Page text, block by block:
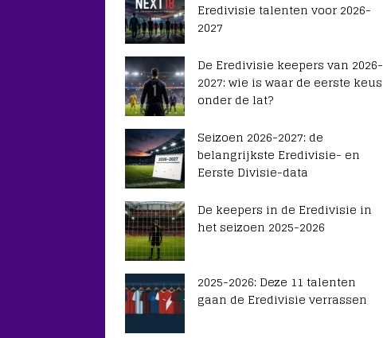
Eredivisie talenten voor 2026-
2027
De Eredivisie keepers van 2026-
2027: wie is waar de eerste keus
onder de lat?
Seizoen 2026-2027: de
belangrijkste Eredivisie- en
Eerste Divisie-data
De keepers in de Eredivisie in
het seizoen 2025-2026
2025-2026: Deze 11 talenten
gaan de Eredivisie verrassen